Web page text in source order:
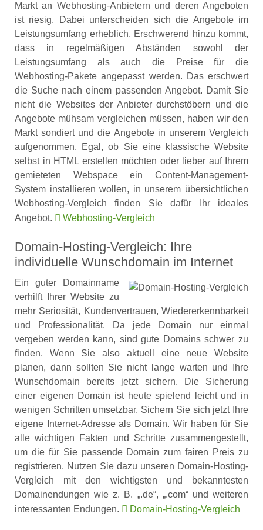
Markt an Webhosting-Anbietern und deren Angeboten
ist riesig. Dabei unterscheiden sich die Angebote im
Leistungsumfang erheblich. Erschwerend hinzu kommt,
dass in regelmäßigen Abständen sowohl der
Leistungsumfang als auch die Preise für die
Webhosting-Pakete angepasst werden. Das erschwert
die Suche nach einem passenden Angebot. Damit Sie
nicht die Websites der Anbieter durchstöbern und die
Angebote mühsam vergleichen müssen, haben wir den
Markt sondiert und die Angebote in unserem Vergleich
aufgenommen. Egal, ob Sie eine klassische Website
selbst in HTML erstellen möchten oder lieber auf Ihrem
gemieteten Webspace ein Content-Management-
System installieren wollen, in unserem übersichtlichen
Webhosting-Vergleich finden Sie dafür Ihr ideales
Angebot.
Webhosting-Vergleich
Domain-Hosting-Vergleich: Ihre
individuelle Wunschdomain im Internet
Ein guter Domainname
verhilft Ihrer Website zu
mehr Seriosität, Kundenvertrauen, Wiedererkennbarkeit
und Professionalität. Da jede Domain nur einmal
vergeben werden kann, sind gute Domains schwer zu
finden. Wenn Sie also aktuell eine neue Website
planen, dann sollten Sie nicht lange warten und Ihre
Wunschdomain bereits jetzt sichern. Die Sicherung
einer eigenen Domain ist heute spielend leicht und in
wenigen Schritten umsetzbar. Sichern Sie sich jetzt Ihre
eigene Internet-Adresse als Domain. Wir haben für Sie
alle wichtigen Fakten und Schritte zusammengestellt,
um die für Sie passende Domain zum fairen Preis zu
registrieren. Nutzen Sie dazu unseren Domain-Hosting-
Vergleich mit den wichtigsten und bekanntesten
Domainendungen wie z. B. „.de“, „.com“ und weiteren
interessanten Endungen.
Domain-Hosting-Vergleich